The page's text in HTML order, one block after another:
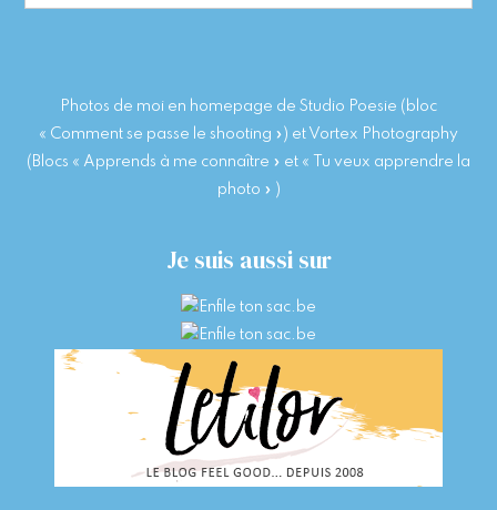
Photos de moi en homepage de Studio Poesie (bloc
« Comment se passe le shooting ») et Vortex Photography
(Blocs « Apprends à me connaître » et « Tu veux apprendre la
photo » )
Je suis aussi sur